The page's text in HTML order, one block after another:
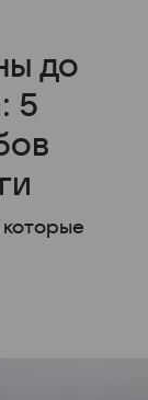
до
5